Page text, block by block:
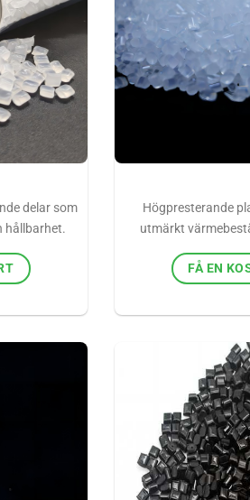
delar som
hållbarhet.
Högpresterande
utmärkt
FÅ EN